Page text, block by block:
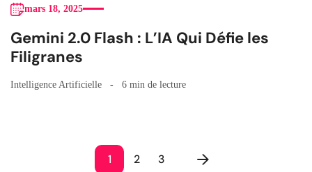
mars 18, 2025
Gemini 2.0 Flash : L’IA Qui Défie les
Filigranes
Intelligence Artificielle 6 min de lecture
1 2 3